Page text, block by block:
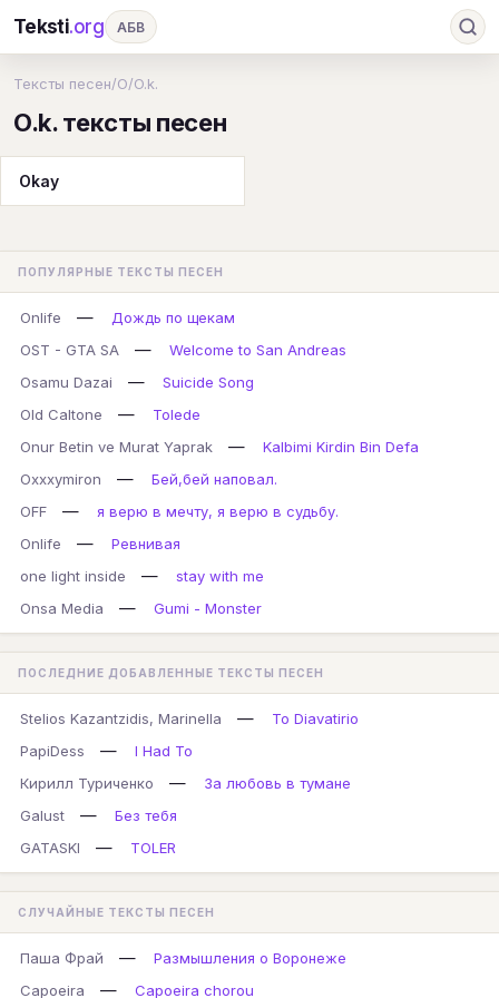
Teksti.org АБВ
И К Л М
Т У Ф Х Ц
Я En A B C
H I J K L M N O P
Q R S T U V W X Y
Z #
Тексты песен/O/O.k.
O.k. тексты песен
Okay
ПОПУЛЯРНЫЕ ТЕКСТЫ ПЕСЕН
Onlife —
Дождь по щекам
OST - GTA SA
—
Welcome to San Andreas
Osamu Dazai
—
Suicide Song
Old Caltone
—
Tolede
Onur Betin ve Murat Yaprak
—
Kalbimi Kirdin Bin Defa
Oxxxymiron
—
Бей,бей наповал.
OFF
—
я верю в мечту, я верю в судьбу.
Onlife
—
Ревнивая
one light inside
—
stay with me
Onsa Media
— Gumi - Monster
ПОСЛЕДНИЕ ДОБАВЛЕННЫЕ ТЕКСТЫ ПЕСЕН
Stelios Kazantzidis, Marinella —
To Diavatirio
PapiDess
—
I Had To
Кирилл Туриченко
—
За любовь в тумане
Galust
—
Без тебя
GATASKI
— TOLER
СЛУЧАЙНЫЕ ТЕКСТЫ ПЕСЕН
Паша Фрай —
Размышления о Воронеже
Capoeira
— Capoeira chorou